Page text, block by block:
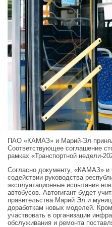
ПАО «КАМАЗ» и Марий-Эл
Соответствующее соглашение
рамках «Транспортной недели-
Согласно документу, «КАМАЗ»
содействии руководства
эксплуатационные испытания
автобусов. Автогигант будет
правительства Марий Эл и
доработкам новых моделей.
участвовать в организации
обслуживания и ремонта